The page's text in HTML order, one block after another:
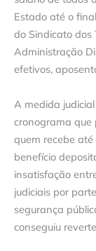
Estado até o
do Sindicato dos
Administração
efetivos,
A medida
cronograma
quem recebe
benefício
insatisfação
judiciais por
segurança
conseguiu